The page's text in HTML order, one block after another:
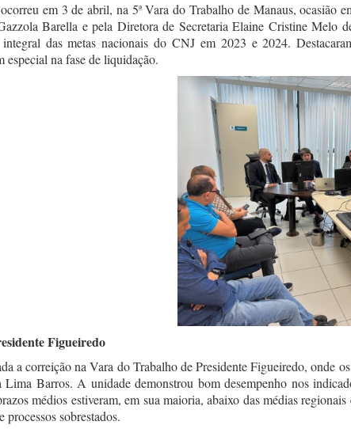
em 3 de abril, na 5ª Vara do Trabalho de Manaus,
Barella e pela Diretora de Secretaria Elaine Cristine
integral das metas nacionais do CNJ em 2023 e 2024.
especial na fase de liquidação.
Figueiredo
a correição na Vara do Trabalho de Presidente Figueiredo, onde
Lima Barros. A unidade demonstrou bom desempenho nos
médios estiveram, em sua maioria, abaixo das médias
processos sobrestados.